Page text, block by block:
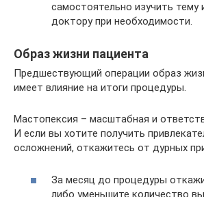
самостоятельно изучить тему
доктору при необходимости.
Образ жизни пациента
Предшествующий операции образ
имеет влияние на итоги процедуры.
Мастопексия – масштабная и
И если вы хотите получить
осложнений, откажитесь от дурных
За месяц до процедуры
либо уменьшите количество